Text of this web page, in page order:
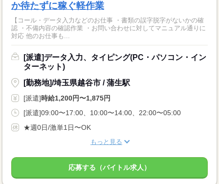
か待たずに稼ぐ軽作業
【コール・データ入力などのお仕事 ・書類の誤字脱字がないかの確
認 ・不備内容の確認作業 ・お問い合わせに対してマニュアル通りに
対応 他のお仕事も...
[派遣]データ入力、タイピング(PC・パソコン・イン
ターネット)
[勤務地]/埼玉県越谷市 / 蒲生駅
[派遣]時給1,200円〜1,875円
[派遣]09:00〜17:00、10:00〜14:00、22:00〜05:00
★週0日/激単1日〜OK
もっと見る
応募する（バイトル求人）